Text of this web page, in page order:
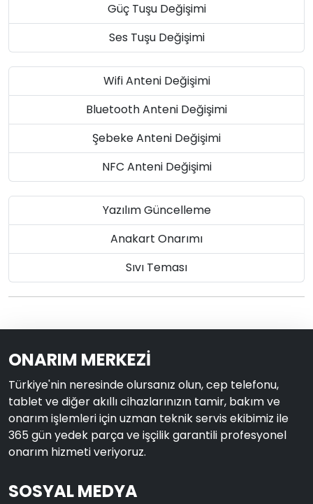
Güç Tuşu Değişimi
Ses Tuşu Değişimi
Wifi Anteni Değişimi
Bluetooth Anteni Değişimi
Şebeke Anteni Değişimi
NFC Anteni Değişimi
Yazılım Güncelleme
Anakart Onarımı
Sıvı Teması
ONARIM MERKEZİ
Türkiye'nin neresinde olursanız olun, cep telefonu,
tablet ve diğer akıllı cihazlarınızın tamir, bakım ve
onarım işlemleri için uzman teknik servis ekibimiz ile
365 gün yedek parça ve işçilik garantili profesyonel
onarım hizmeti veriyoruz.
SOSYAL MEDYA